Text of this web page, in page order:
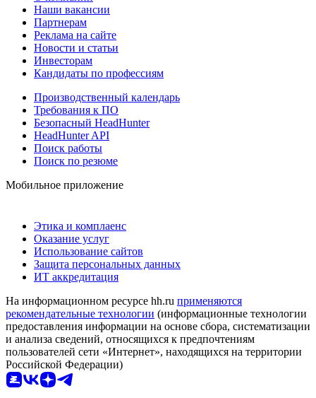
Наши вакансии
Партнерам
Реклама на сайте
Новости и статьи
Инвесторам
Кандидаты по профессиям
Производственный календарь
Требования к ПО
Безопасный HeadHunter
HeadHunter API
Поиск работы
Поиск по резюме
Мобильное приложение
Этика и комплаенс
Оказание услуг
Использование сайтов
Защита персональных данных
ИТ аккредитация
На информационном ресурсе hh.ru применяются
рекомендательные технологии (информационные технологии
предоставления информации на основе сбора, систематизации
и анализа сведений, относящихся к предпочтениям
пользователей сети «Интернет», находящихся на территории
Российской Федерации)